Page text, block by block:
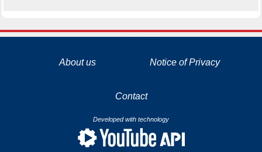
About us Notice of Privacy
Contact
Developed with technology